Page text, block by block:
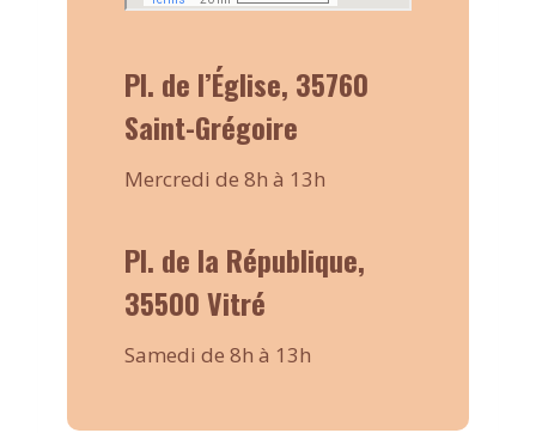
Pl. de l’Église, 35760
Saint-Grégoire
Mercredi de 8h à 13h
Pl. de la République,
35500 Vitré
Samedi de 8h à 13h